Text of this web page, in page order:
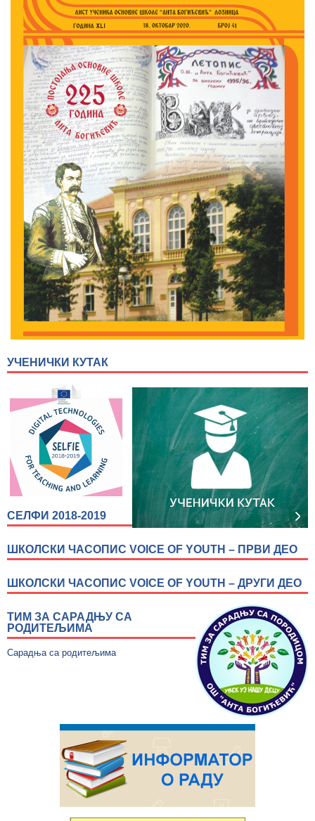
УЧЕНИЧКИ КУТАК
СЕЛФИ 2018-2019
ШКОЛСКИ ЧАСОПИС VOICE OF YOUTH – ПРВИ ДЕО
ШКОЛСКИ ЧАСОПИС VOICE OF YOUTH – ДРУГИ ДЕО
ТИМ ЗА САРАДЊУ СА
РОДИТЕЉИМА
Сарадња са родитељима